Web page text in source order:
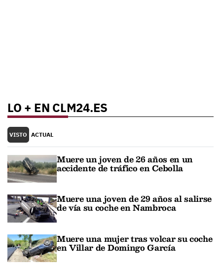
LO + EN CLM24.ES
VISTO ACTUAL
Muere un joven de 26 años en un
accidente de tráfico en Cebolla
Muere una joven de 29 años al salirse
de vía su coche en Nambroca
Muere una mujer tras volcar su coche
en Villar de Domingo García